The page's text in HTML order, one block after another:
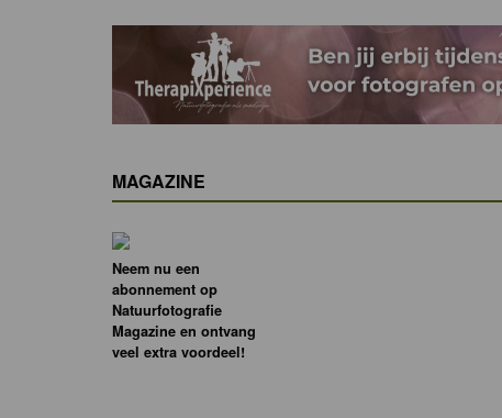
MAGAZINE
Neem nu een
abonnement op
Natuurfotografie
Magazine en ontvang
veel extra voordeel!